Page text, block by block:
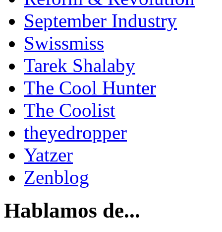
September Industry
Swissmiss
Tarek Shalaby
The Cool Hunter
The Coolist
theyedropper
Yatzer
Zenblog
Hablamos de...